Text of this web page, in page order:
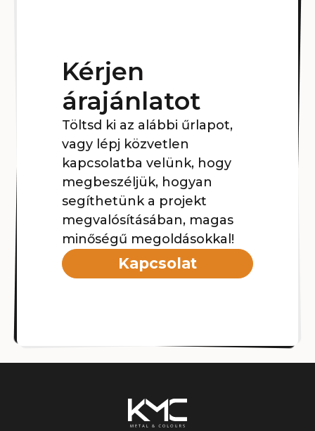
Kérjen
árajánlatot
Töltsd ki az alábbi űrlapot,
vagy lépj közvetlen
kapcsolatba velünk, hogy
megbeszéljük, hogyan
segíthetünk a projekt
megvalósításában, magas
minőségű megoldásokkal!
Kapcsolat